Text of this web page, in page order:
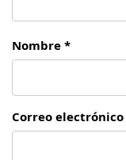
Nombre *
Correo